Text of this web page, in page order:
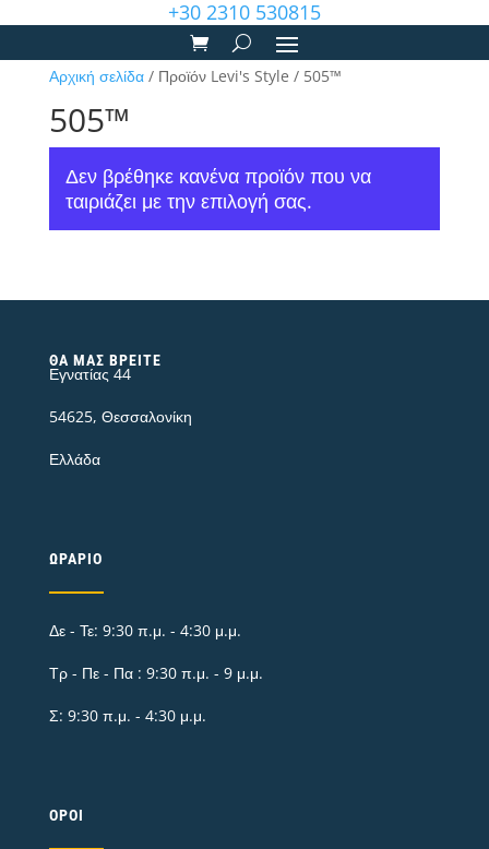
+30 2310 530815
Αρχική σελίδα/ Προϊόν Levi's Style / 505™
505™
Δεν βρέθηκε κανένα προϊόν που να
ταιριάζει με την επιλογή σας.
ΘΑ ΜΑΣ ΒΡΕΊΤΕ
Εγνατίας 44
54625, Θεσσαλονίκη
Ελλάδα
ΩΡΆΡΙΟ
Δε - Τε: 9:30 π.μ. - 4:30 μ.μ.
Τρ - Πε - Πα : 9:30 π.μ. - 9 μ.μ.
Σ: 9:30 π.μ. - 4:30 μ.μ.
ΌΡΟΙ